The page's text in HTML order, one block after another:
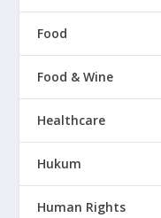
Food
Food & Wine
Healthcare
Hukum
Human Rights